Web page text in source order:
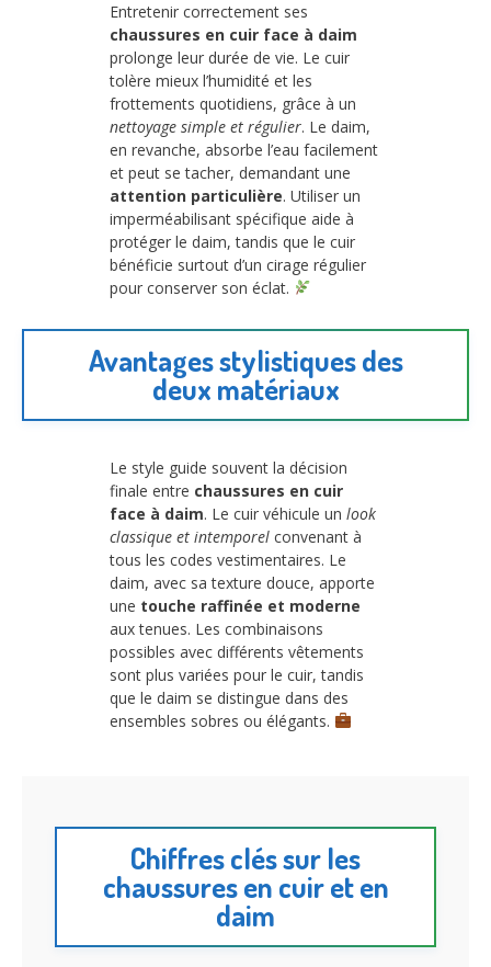
Entretenir correctement ses
chaussures en cuir face à daim
prolonge leur durée de vie. Le cuir
tolère mieux l’humidité et les
frottements quotidiens, grâce à un
nettoyage simple et régulier. Le daim,
en revanche, absorbe l’eau facilement
et peut se tacher, demandant une
attention particulière. Utiliser un
imperméabilisant spécifique aide à
protéger le daim, tandis que le cuir
bénéficie surtout d’un cirage régulier
pour conserver son éclat.
Avantages stylistiques des
deux matériaux
Le style guide souvent la décision
finale entre chaussures en cuir
face à daim. Le cuir véhicule un look
classique et intemporel convenant à
tous les codes vestimentaires. Le
daim, avec sa texture douce, apporte
une touche raffinée et moderne
aux tenues. Les combinaisons
possibles avec différents vêtements
sont plus variées pour le cuir, tandis
que le daim se distingue dans des
ensembles sobres ou élégants.
Chiffres clés sur les
chaussures en cuir et en
daim